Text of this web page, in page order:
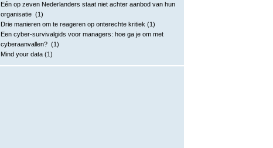
Eén op zeven Nederlanders staat niet achter aanbod van hun
organisatie (1)
Drie manieren om te reageren op onterechte kritiek (1)
Een cyber-survivalgids voor managers: hoe ga je om met
cyberaanvallen? (1)
Mind your data (1)